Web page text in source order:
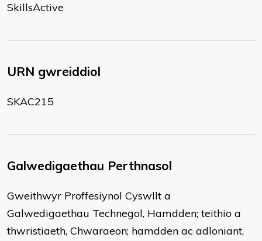
SkillsActive
URN gwreiddiol
SKAC215
Galwedigaethau Perthnasol
Gweithwyr Proffesiynol Cyswllt a
Galwedigaethau Technegol, Hamdden; teithio a
thwristiaeth, Chwaraeon; hamdden ac adloniant,